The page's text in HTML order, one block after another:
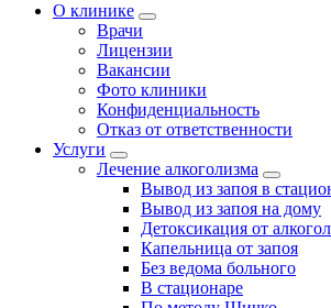
О клинике
Врачи
Лицензии
Вакансии
Фото клиники
Конфиденциальность
Отказ от ответственности
Услуги
Лечение алкоголизма
Вывод из запоя в
Вывод из запоя на дому
Детоксикация от
Капельница от запоя
Без ведома больного
В стационаре